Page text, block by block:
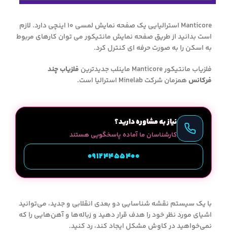
Manticore استرالیایی یک صفحه نمایش لمسی 10 اینچی دارد. لازم
است بدانید از طریق صفحه نمایش مانتیکور می توان کارهای مربوط
به اسکن را به صورت حرفه ای کنترل کرد.
فلزیاب مانتیکور Manticore ماینلب جدیدترین
فلزیاب چند
فرکانسهمزمان شرکت Minelab استرالیا است.
نیاز به مشاوره دارید؟
کارشناسان ما آماده پاسخگویی هستند
09124455400
با یک سیستم نقشه شناسایی دو بعدی انقلابی و جدید، می‌توانید
اشیای مورد نظر خود را هدف قرار دهید و زباله‌ها و آهن‌هایی را که
نمی‌خواهید در کاوش مشکل ایجاد کند، رد کنید.